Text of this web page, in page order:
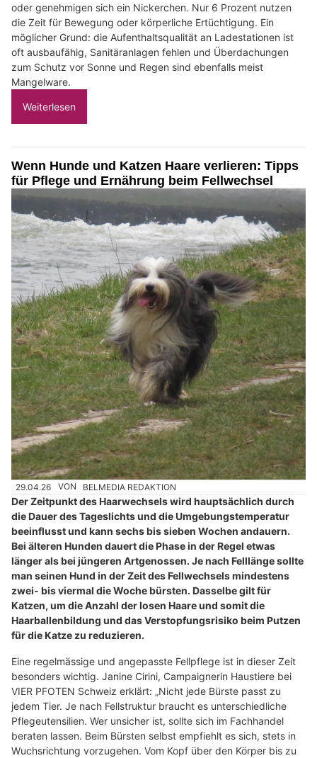
oder genehmigen sich ein Nickerchen. Nur 6 Prozent nutzen
die Zeit für Bewegung oder körperliche Ertüchtigung. Ein
möglicher Grund: die Aufenthaltsqualität an Ladestationen ist
oft ausbaufähig, Sanitäranlagen fehlen und Überdachungen
zum Schutz vor Sonne und Regen sind ebenfalls meist
Mangelware.
Weiterlesen
Wenn Hunde und Katzen Haare verlieren: Tipps
für Pflege und Ernährung beim Fellwechsel
29.04.26 VON BELMEDIA REDAKTION
Der Zeitpunkt des Haarwechsels wird hauptsächlich durch
die Dauer des Tageslichts und die Umgebungstemperatur
beeinflusst und kann sechs bis sieben Wochen andauern.
Bei älteren Hunden dauert die Phase in der Regel etwas
länger als bei jüngeren Artgenossen. Je nach Felllänge sollte
man seinen Hund in der Zeit des Fellwechsels mindestens
zwei- bis viermal die Woche bürsten. Dasselbe gilt für
Katzen, um die Anzahl der losen Haare und somit die
Haarballenbildung und das Verstopfungsrisiko beim Putzen
für die Katze zu reduzieren.
Eine regelmässige und angepasste Fellpflege ist in dieser Zeit
besonders wichtig. Janine Cirini, Campaignerin Haustiere bei
VIER PFOTEN Schweiz erklärt: „Nicht jede Bürste passt zu
jedem Tier. Je nach Fellstruktur braucht es unterschiedliche
Pflegeutensilien. Wer unsicher ist, sollte sich im Fachhandel
beraten lassen. Beim Bürsten selbst empfiehlt es sich, stets in
Wuchsrichtung vorzugehen. Vom Kopf über den Körper bis zu